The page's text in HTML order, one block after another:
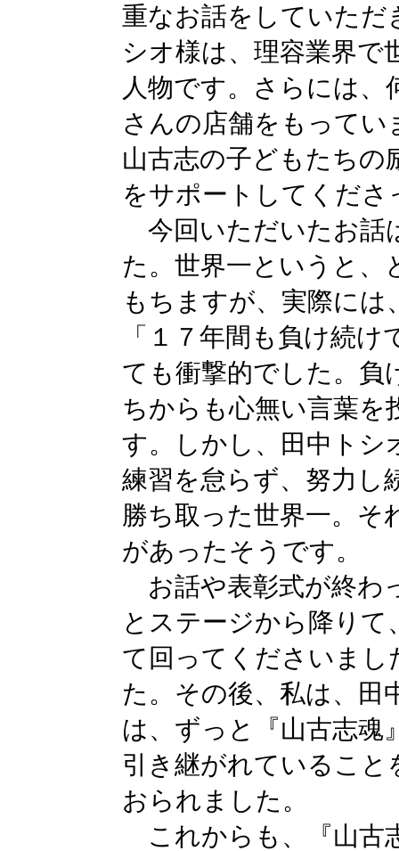
重なお話をしていただ
シオ様は、理容業界で
人物です。さらには
さんの店舗をもって
山古志の子どもたちの
をサポートしてくださ
今回いただいたお話
た。世界一というと
もちますが、実際に
「１７年間も負け続
ても衝撃的でした。負
ちからも心無い言葉
す。しかし、田中トシ
練習を怠らず、努力し
勝ち取った世界一。そ
があったそうです。
お話や表彰式が終わ
とステージから降りて
て回ってくださいまし
た。その後、私は、田
は、ずっと『山古志魂
引き継がれているこ
おられました。
これからも、『山古